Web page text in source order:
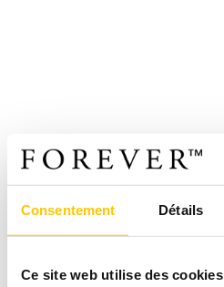
Consentement Détails
Ce site web utilise des cookies.